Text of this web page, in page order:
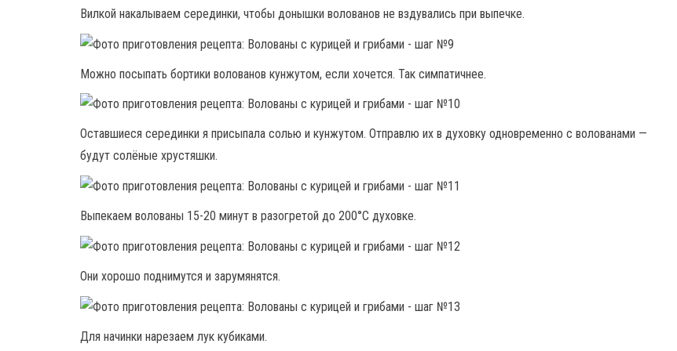
Вилкой накалываем серединки, чтобы донышки волованов не вздувались при выпечке.
Можно посыпать бортики волованов кунжутом, если хочется. Так симпатичнее.
Оставшиеся серединки я присыпала солью и кунжутом. Отправлю их в духовку одновременно с волованами —
будут солёные хрустяшки.
Выпекаем волованы 15-20 минут в разогретой до 200°С духовке.
Они хорошо поднимутся и зарумянятся.
Для начинки нарезаем лук кубиками.